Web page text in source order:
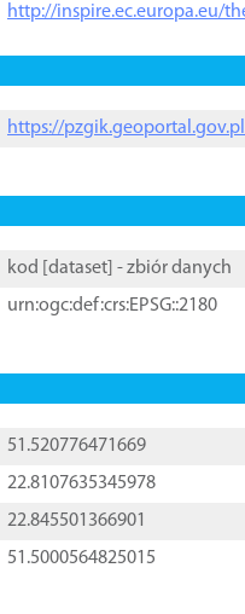
http://inspire.ec.europa.eu/
https://
kod [ dataset ] - zbiór danych
urn:ogc:def:crs:EPSG::2180
51.520776471669
22.8107635345978
22.845501366901
51.5000564825015